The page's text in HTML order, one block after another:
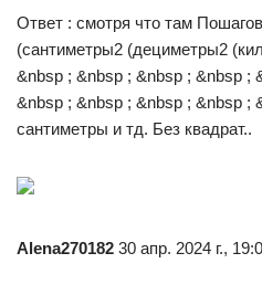
Ответ : смотря что там
(сантиметры2 (дециметры2
&nbsp ; &nbsp ; &nbsp ; &nbsp ;
&nbsp ; &nbsp ; &nbsp ; &nbsp ;
сантиметры и тд. Без квадрат..
Alena270182 30 апр. 2024 г.,